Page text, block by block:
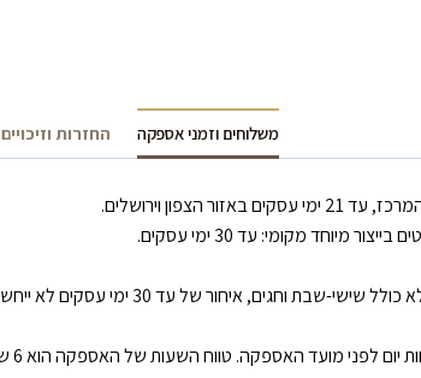
משלוחים וזמני אספקה החזרות וזיכויים
לספק בהם הנגרמים ע״י כוח עליון/ הוראות חוק וכו (כגון: סגר/ מזג אוויר קיצוני/ שביתה).
לפני מועד האספקה. טווח השעות של האספקה הוא 6 שעות.